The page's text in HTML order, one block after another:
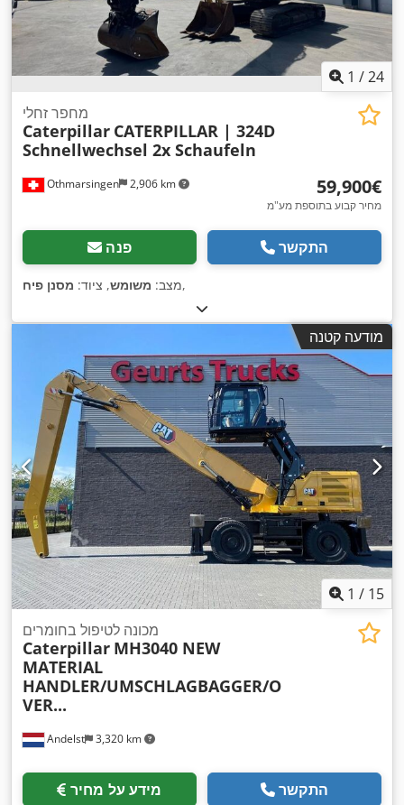
1 /24
Othmarsingen 2,906 km
מחפר זחלי
Caterpillar CATERPILLAR | 324D
Schnellwechsel 2x Schaufeln
‏59,900 ‏€
מחיר קבוע בתוספת מע"מ
פנה התקשר
מצב: משומש, ציוד: מסנן פיח ,
מודעה קטנה
1 / 15
Andelst 3,320 km
מכונה לטיפול בחומרים
Caterpillar MH3040 NEW
MATERIAL
HANDLER/UMSCHLAGBAGGER/O
VER...
מידע על מחיר התקשר